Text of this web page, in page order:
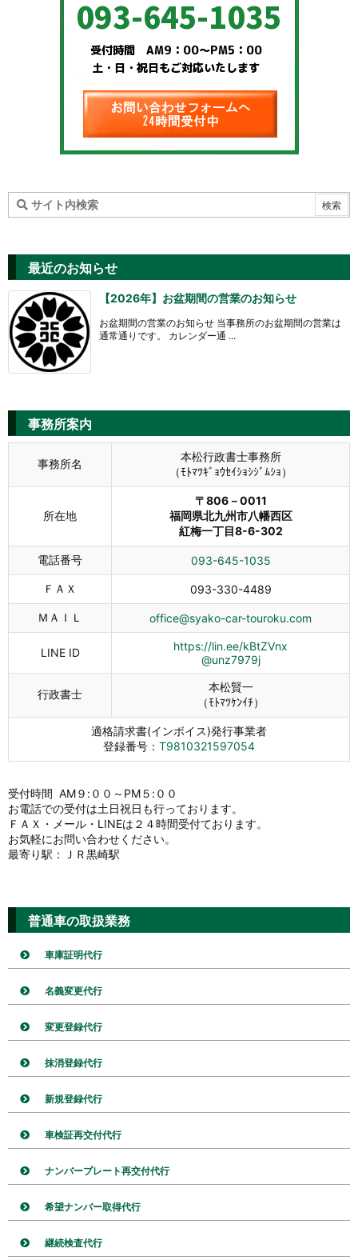
最近のお知らせ
【2026年】お盆期間の営業のお知らせ
お盆期間の営業のお知らせ 当事務所のお盆期間の営業は
通常通りです。 カレンダー通 ...
事務所案内
事務所名
本松行政書士事務所
（ﾓﾄﾏﾂｷﾞｮｳｾｲｼｮｼｼﾞﾑｼｮ）
所在地
〒806－0011
福岡県北九州市八幡西区
紅梅一丁目8-6-302
電話番号 093-645-1035
ＦＡＸ 093-330-4489
ＭＡＩＬ office@syako-car-touroku.com
LINE ID
https://lin.ee/kBtZVnx
@unz7979j
行政書士
本松賢一
（ﾓﾄﾏﾂｹﾝｲﾁ）
適格請求書(インボイス)発行事業者
登録番号： T9810321597054
受付時間 AM９:００～PM５:００
お電話での受付は土日祝日も行っております。
ＦＡＸ・メール・LINEは２４時間受付ております。
お気軽にお問い合わせください。
最寄り駅：ＪＲ黒崎駅
普通車の取扱業務
車庫証明代行
名義変更代行
変更登録代行
抹消登録代行
新規登録代行
車検証再交付代行
ナンバープレート再交付代行
希望ナンバー取得代行
継続検査代行